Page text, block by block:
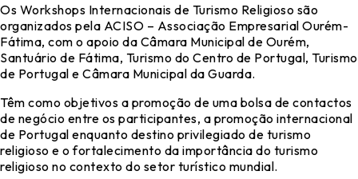
Os Workshops Internacionais de Turismo Religioso são
organizados pela ACISO – Associação Empresarial Ourém-
Fátima, com o apoio da Câmara Municipal de Ourém,
Santuário de Fátima, Turismo do Centro de Portugal, Turismo
de Portugal e Câmara Municipal da Guarda.
Têm como objetivos a promoção de uma bolsa de contactos
de negócio entre os participantes, a promoção internacional
de Portugal enquanto destino privilegiado de turismo
religioso e o fortalecimento da importância do turismo
religioso no contexto do setor turístico mundial.